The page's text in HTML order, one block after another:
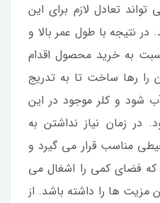
تعادل لازم برای این
در نتیجه با طول عمر بالا و
به خرید محصول اقدام
رها ساخت تا به تدریج
شود و کلر موجود در این
زمان نیاز نداشتن به
مناسب قرار می گیرد و
فضای کمی را اشغال می
مزیت ها را داشته باشد. از